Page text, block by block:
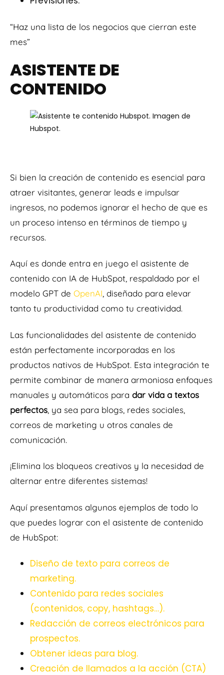
“Haz una lista de los negocios que cierran este
mes”
ASISTENTE DE
CONTENIDO
Si bien la creación de contenido es esencial para
atraer visitantes, generar leads e impulsar
ingresos, no podemos ignorar el hecho de que es
un proceso intenso en términos de tiempo y
recursos.
Aquí es donde entra en juego el asistente de
contenido con IA de HubSpot, respaldado por el
modelo GPT de OpenAI, diseñado para elevar
tanto tu productividad como tu creatividad.
Las funcionalidades del asistente de contenido
están perfectamente incorporadas en los
productos nativos de HubSpot. Esta integración te
permite combinar de manera armoniosa enfoques
manuales y automáticos para dar vida a textos
perfectos , ya sea para blogs, redes sociales,
correos de marketing u otros canales de
comunicación.
¡Elimina los bloqueos creativos y la necesidad de
alternar entre diferentes sistemas!
Aquí presentamos algunos ejemplos de todo lo
que puedes lograr con el asistente de contenido
de HubSpot:
Diseño de texto para correos de
marketing.
Contenido para redes sociales
(contenidos, copy, hashtags…).
Redacción de correos electrónicos para
prospectos.
Obtener ideas para blog.
Creación de llamados a la acción (CTA)